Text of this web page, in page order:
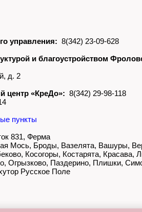
управления: 8(342) 23-09-628
и благоустройством
д. 2
центр «КреДо»: 8(342) 29-98-118
пункты
831, Ферма
Мось, Броды, Вазелята, Вашуры,
Косогоры, Костарята, Красава,
Огрызково, Паздерино, Плишки,
Русское Поле